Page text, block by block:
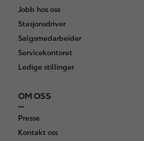
Jobb hos oss
Stasjonsdriver
Salgsmedarbeider
Servicekontoret
Ledige stillinger
OM OSS
Presse
Kontakt oss